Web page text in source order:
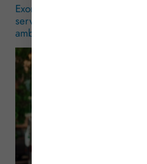
Exonération de taxe sur les
services d’incendie et de
ambulanciers ?